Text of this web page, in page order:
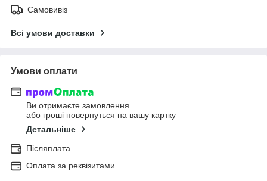
Самовивіз
Всі умови доставки
Умови оплати
Ви отримаєте замовлення
або гроші повернуться на вашу картку
Детальніше
Післяплата
Оплата за реквізитами